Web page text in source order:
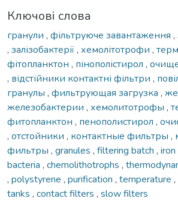
Ключові слова
гранули , фільтруюче завантаження ,
, залізобактерії, хемолітотрофи ,
фітопланктон , пінополістирол ,
, відстійники контактні фільтри ,
гранулы , фильтрующая загрузка ,
железобактерии , хемолитотрофы ,
фитопланктон , пенополистирол ,
, отстойники , контактные фильтры ,
фильтры , granules , filtering batch , iron
bacteria , chemolithotrophs ,
, polystyrene , purification , temperature ,
tanks , contact filters , slow filters